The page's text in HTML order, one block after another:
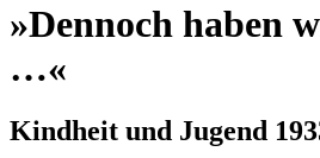
»Dennoch haben
…«
Kindheit und Jugend